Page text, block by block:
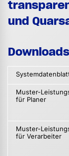
und
Muster-
für Planer
Muster-
für Verarbeiter